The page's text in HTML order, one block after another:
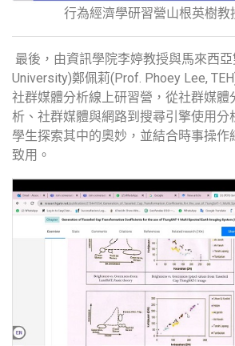
行為經濟學研習營山根英樹教
最後，由資訊學院李婷教授與馬來西
University)鄭佩莉(Prof. Phoey Lee,
社群媒體分析線上研習營，從社群媒體
析、社群媒體與網路到搜尋引擎使用分
學生探索其中的奧妙，並結合時事操作
致用。